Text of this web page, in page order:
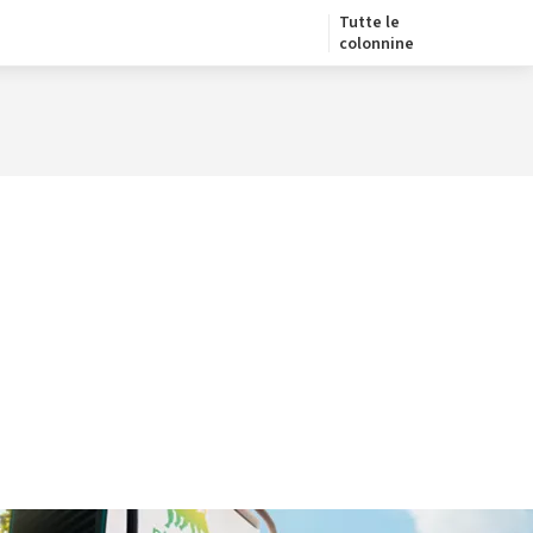
Tutte le
colonnine